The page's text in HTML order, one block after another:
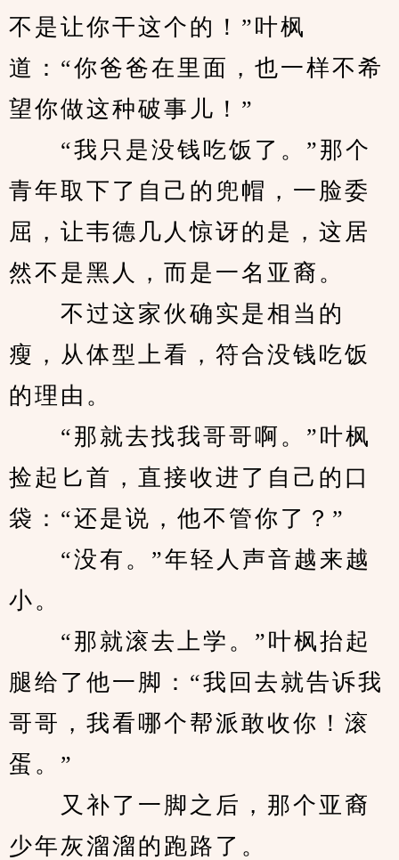
不是让你干这个的！”叶枫
道：“你爸爸在里面，也一样不希
望你做这种破事儿！”
“我只是没钱吃饭了。”那个
青年取下了自己的兜帽，一脸委
屈，让韦德几人惊讶的是，这居
然不是黑人，而是一名亚裔。
不过这家伙确实是相当的
瘦，从体型上看，符合没钱吃饭
的理由。
“那就去找我哥哥啊。”叶枫
捡起匕首，直接收进了自己的口
袋：“还是说，他不管你了？”
“没有。”年轻人声音越来越
小。
“那就滚去上学。”叶枫抬起
腿给了他一脚：“我回去就告诉我
哥哥，我看哪个帮派敢收你！滚
蛋。”
又补了一脚之后，那个亚裔
少年灰溜溜的跑路了。